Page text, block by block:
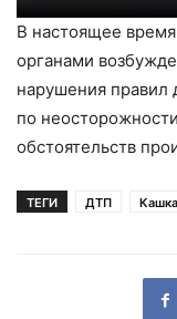
В настоящее
органами
нарушения правил
по
обстоятельств
ТЕГИ ДТП